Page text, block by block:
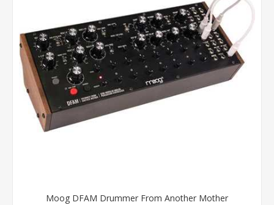
Moog DFAM Drummer From Another Mother